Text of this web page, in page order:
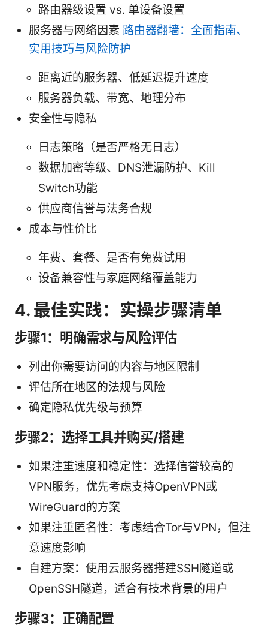
路由器级设置 vs. 单设备设置
服务器与网络因素 路由器翻墙：全面指南、
实用技巧与风险防护
距离近的服务器、低延迟提升速度
服务器负载、带宽、地理分布
安全性与隐私
日志策略（是否严格无日志）
数据加密等级、DNS泄漏防护、Kill
Switch功能
供应商信誉与法务合规
成本与性价比
年费、套餐、是否有免费试用
设备兼容性与家庭网络覆盖能力
4. 最佳实践：实操步骤清单
步骤1：明确需求与风险评估
列出你需要访问的内容与地区限制
评估所在地区的法规与风险
确定隐私优先级与预算
步骤2：选择工具并购买/搭建
如果注重速度和稳定性：选择信誉较高的
VPN服务，优先考虑支持OpenVPN或
WireGuard的方案
如果注重匿名性：考虑结合Tor与VPN，但注
意速度影响
自建方案：使用云服务器搭建SSH隧道或
OpenSSH隧道，适合有技术背景的用户
步骤3：正确配置